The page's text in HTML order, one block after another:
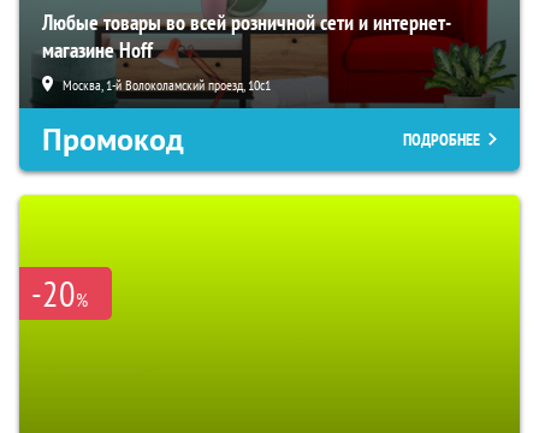
Любые товары во всей розничной сети и интернет-
магазине Hoff
Москва, 1-й Волоколамский проезд, 10с1
Промокод ПОДРОБНЕЕ
-20%